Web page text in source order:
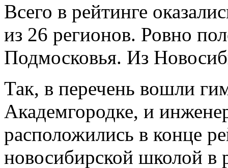
Всего в рейтинге
из 26 регионов. Ровно
Подмосковья. Из
Так, в перечень вошли
Академгородке, и
расположились в конце
новосибирской школой в